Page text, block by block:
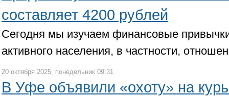
составляет 4200 рублей
Сегодня мы изучаем финансовые
активного населения, в частности,
20 октября 2025, понедельник 09:31
В Уфе объявили «охоту» на